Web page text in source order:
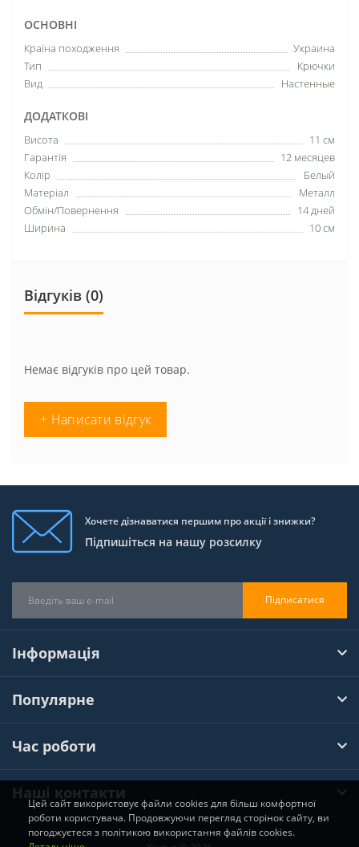
ОСНОВНІ
Країна походження
Украина
Тип
Крючки
Вид
Настенные
ДОДАТКОВІ
Висота
11 см
Гарантія
12 месяцев
Колір
Белый
Матеріал
Металл
Обмін/Повернення
14 дней
Ширина
10 см
Відгуків (0)
Немає відгуків про цей товар.
+ Написати відгук
Хочете дізнаватися першим про акції і знижки?
Підпишіться на нашу розсилку
Підписатися
Інформація
Популярне
Час роботи
Наші контакти
Цей сайт використовує файли cookies для більш комфортної
роботи користувача. Продовжуючи перегляд сторінок сайту, ви
погоджуєтеся з політикою використання файлів cookies.